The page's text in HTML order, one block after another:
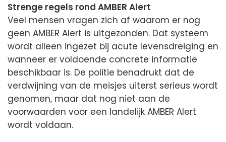
Strenge regels rond AMBER Alert
Veel mensen vragen zich af waarom er nog
geen AMBER Alert is uitgezonden. Dat systeem
wordt alleen ingezet bij acute levensdreiging en
wanneer er voldoende concrete informatie
beschikbaar is. De politie benadrukt dat de
verdwijning van de meisjes uiterst serieus wordt
genomen, maar dat nog niet aan de
voorwaarden voor een landelijk AMBER Alert
wordt voldaan.